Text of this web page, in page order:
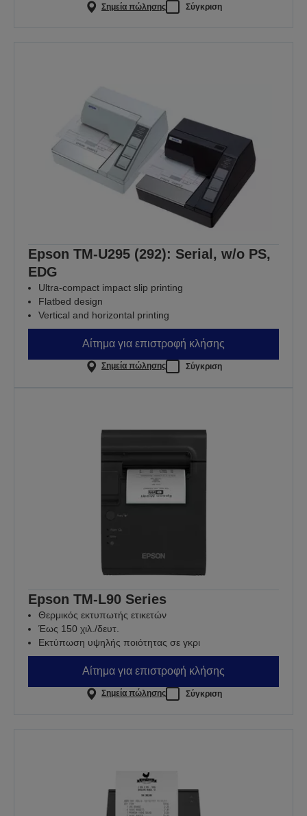
Σημεία πώλησης Σύγκριση
Epson TM-U295 (292): Serial, w/o PS,
EDG
Ultra-compact impact slip printing
Flatbed design
Vertical and horizontal printing
Αίτημα για επιστροφή κλήσης
Σημεία πώλησης Σύγκριση
Epson TM-L90 Series
Θερμικός εκτυπωτής ετικετών
Έως 150 χιλ./δευτ.
Εκτύπωση υψηλής ποιότητας σε γκρι
Αίτημα για επιστροφή κλήσης
Σημεία πώλησης Σύγκριση